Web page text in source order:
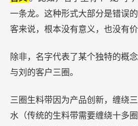
一条龙。这种形式大部分是错误
客来说，根本没有意义，也没有价
除非，名字代表了某个独特的概
与刘的客户三圈。
三圈生料带因为产品创新，缠绕
水（传统的生料带需要缠绕十多